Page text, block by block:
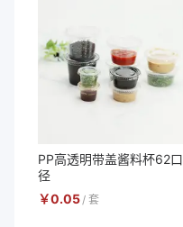
PP高透明带盖酱料杯62口
径
￥0.05 / 套